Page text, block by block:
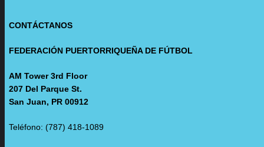
CONTÁCTANOS
FEDERACIÓN PUERTORRIQUEÑA DE FÚTBOL
AM Tower 3rd Floor
207 Del Parque St.
San Juan, PR 00912
Teléfono: (787) 418-1089